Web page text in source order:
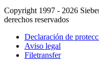
Copyright 1997 - 2026
derechos reservados
Declaración de
Aviso legal
Filetransfer